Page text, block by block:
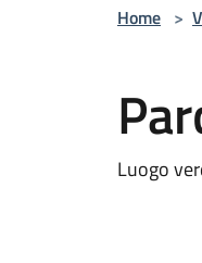
Home >
Luogo